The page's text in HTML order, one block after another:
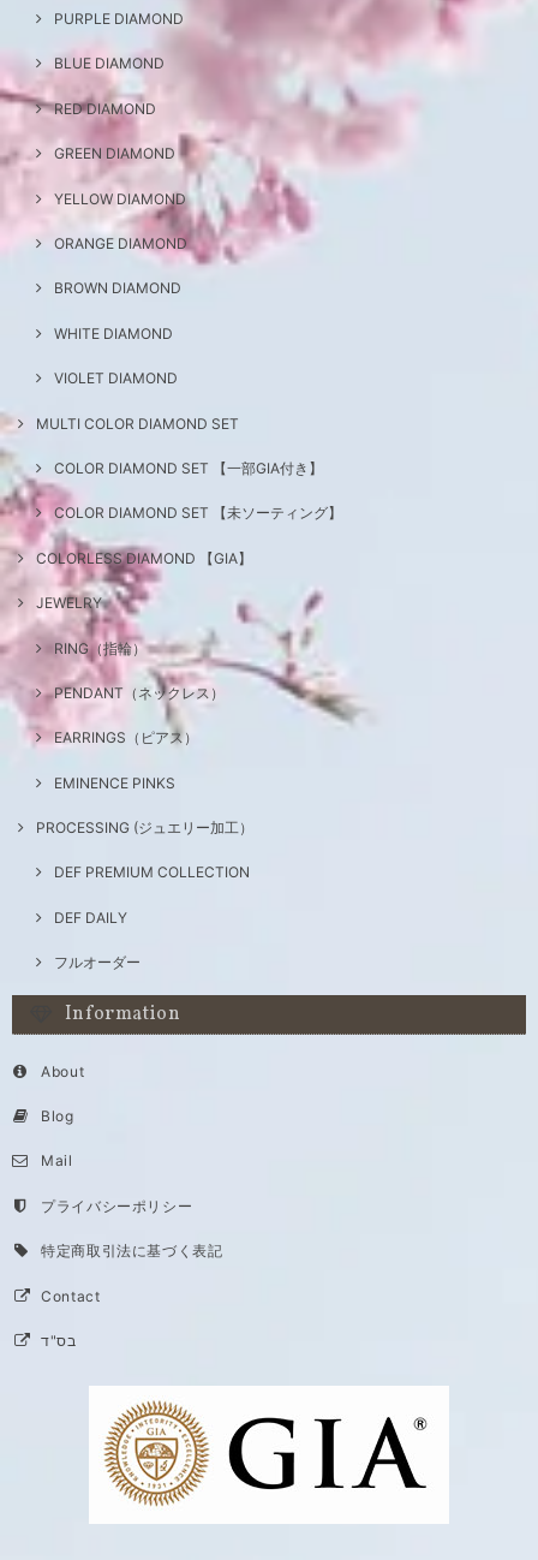
PURPLE DIAMOND
BLUE DIAMOND
RED DIAMOND
GREEN DIAMOND
YELLOW DIAMOND
ORANGE DIAMOND
BROWN DIAMOND
WHITE DIAMOND
VIOLET DIAMOND
MULTI COLOR DIAMOND SET
COLOR DIAMOND SET 【一部GIA付き】
COLOR DIAMOND SET 【未ソーティング】
COLORLESS DIAMOND 【GIA】
JEWELRY
RING（指輪）
PENDANT（ネックレス）
EARRINGS（ピアス）
EMINENCE PINKS
PROCESSING (ジュエリー加工）
DEF PREMIUM COLLECTION
DEF DAILY
フルオーダー
Information
About
Blog
Mail
プライバシーポリシー
特定商取引法に基づく表記
Contact
בס"ד